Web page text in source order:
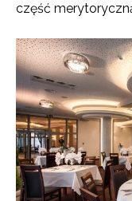
część